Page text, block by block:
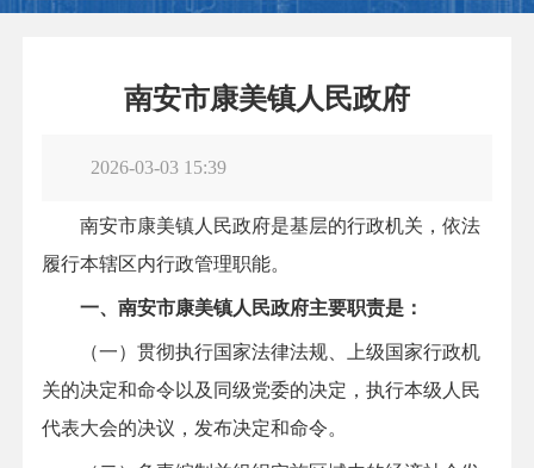
南安市康美镇人民政府
2026-03-03 15:39
南安市康美镇人民政府是基层的行政机关，依法
履行本辖区内行政管理职能。
一、南安市康美镇人民政府主要职责是：
（一）贯彻执行国家法律法规、上级国家行政机
关的决定和命令以及同级党委的决定，执行本级人民
代表大会的决议，发布决定和命令。